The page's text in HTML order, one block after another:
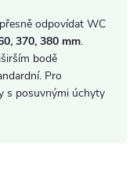
odpovídat WC
370, 380 mm.
bodě
Pro
s posuvnými úchyty